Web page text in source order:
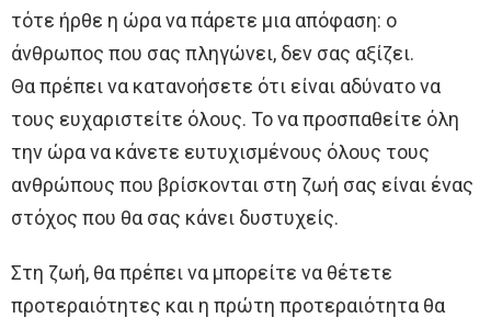
τότε ήρθε η ώρα να πάρετε μια απόφαση: ο
άνθρωπος που σας πληγώνει, δεν σας αξίζει.
Θα πρέπει να κατανοήσετε ότι είναι αδύνατο να
τους ευχαριστείτε όλους. Το να προσπαθείτε όλη
την ώρα να κάνετε ευτυχισμένους όλους τους
ανθρώπους που βρίσκονται στη ζωή σας είναι ένας
στόχος που θα σας κάνει δυστυχείς.
Στη ζωή, θα πρέπει να μπορείτε να θέτετε
προτεραιότητες και η πρώτη προτεραιότητα θα